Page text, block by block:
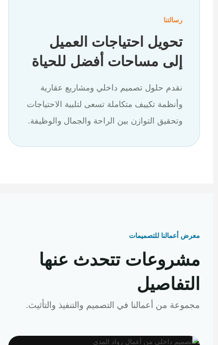
رسالتنا
تحويل احتياجات العميل
إلى مساحات أفضل للحياة
نقدم حلول تصميم داخلي ومشاريع عقارية
وأنظمة تكييف متكاملة تسعى لتلبية الاحتياجات
وتحقيق التوازن بين الراحة والجمال والوظيفة.
معرض أعمالنا للتصميمات
مشروعات تتحدث عنها
التفاصيل
مجموعة من أعمالنا في التصميم والتنفيذ والتأثيث.